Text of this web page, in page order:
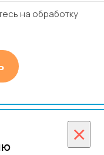
на обработку
×